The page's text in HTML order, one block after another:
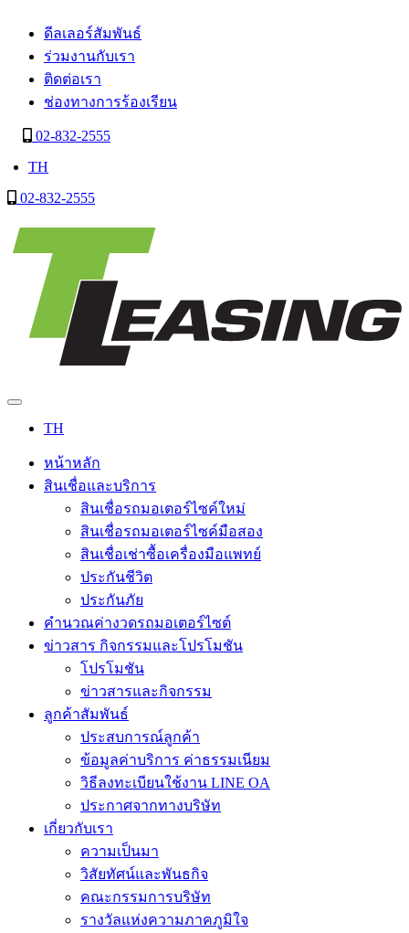
ดีลเลอร์สัมพันธ์
ร่วมงานกับเรา
ติดต่อเรา
ช่องทางการร้องเรียน
02-832-2555
TH
02-832-2555
TH
หน้าหลัก
สินเชื่อและบริการ
สินเชื่อรถมอเตอร์ไซค์ใหม่
สินเชื่อรถมอเตอร์ไซค์มือสอง
สินเชื่อเช่าซื้อเครื่องมือแพทย์
ประกันชีวิต
ประกันภัย
คำนวณค่างวดรถมอเตอร์ไซต์
ข่าวสาร กิจกรรมและโปรโมชัน
โปรโมชัน
ข่าวสารและกิจกรรม
ลูกค้าสัมพันธ์
ประสบการณ์ลูกค้า
ข้อมูลค่าบริการ ค่าธรรมเนียม
วิธีลงทะเบียนใช้งาน LINE OA
ประกาศจากทางบริษัท
เกี่ยวกับเรา
ความเป็นมา
วิสัยทัศน์และพันธกิจ
คณะกรรมการบริษัท
รางวัลแห่งความภาคภูมิใจ